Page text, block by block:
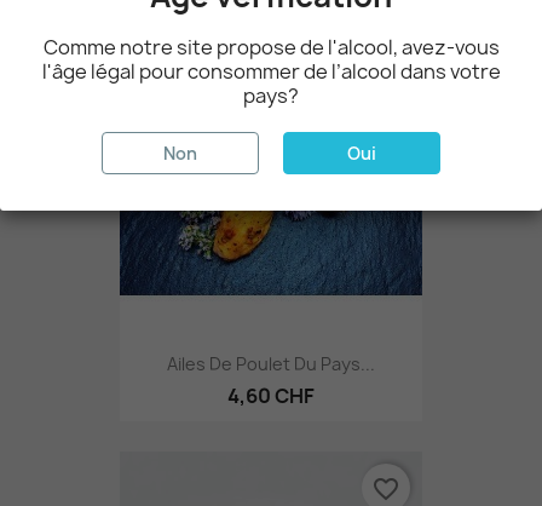
Ailes De Poulet Du Pays...
4,60 CHF
favorite_border
favorite_border
Comme notre site propose de l'alcool, avez-vous
l'âge légal pour consommer de l’alcool dans votre
pays?
Non Oui